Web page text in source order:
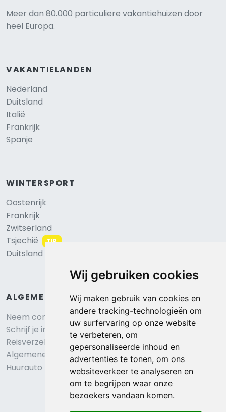
Wij gebruiken cookies
Wij maken gebruik van cookies en
andere tracking-technologieën om
uw surfervaring op onze website
te verbeteren, om
gepersonaliseerde inhoud en
advertenties te tonen, om ons
websiteverkeer te analyseren en
om te begrijpen waar onze
bezoekers vandaan komen.
Meer dan 80.000 particuliere vakantiehuizen door
heel Europa.
VAKANTIELANDEN
Nederland
Duitsland
Italië
Frankrijk
Spanje
WINTERSPORT
Oostenrijk
Frankrijk
Zwitserland
Tsjechië
TIP
Duitsland
ALGEMEEN
Neem contact op
Schrijf je in voor onze nieuwsbrief
Reisverzekering afsluiten
Algemene voorwaarden
Huurauto reserveren